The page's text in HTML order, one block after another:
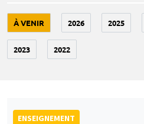
À VENIR 2026 2025
2023 2022
ENSEIGNEMENT